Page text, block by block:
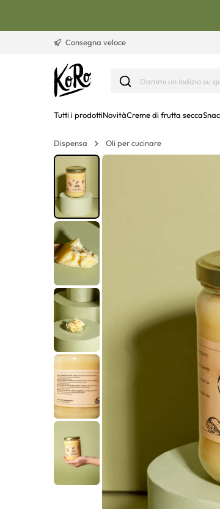
Consegna veloce
Tutti i prodottiNovitàCreme di frutta secca
Dispensa Oli per cucinare